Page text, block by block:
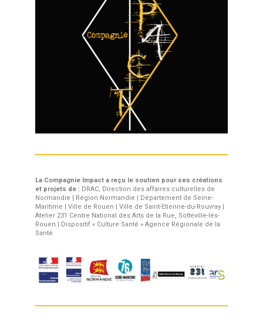
La Compagnie Impact a reçu le soutien pour ses créations
et projets de : DRAC, Direction des affaires culturelles de
Normandie | Région Normandie | Département de Seine-
Maritime | Ville de Rouen | Ville de Saint-Etienne-du-Rouvray |
Atelier 231 Centre National des Arts de la Rue, Sotteville-lès-
Rouen | Dispositif « Culture Santé » Agence Régionale de la
Santé